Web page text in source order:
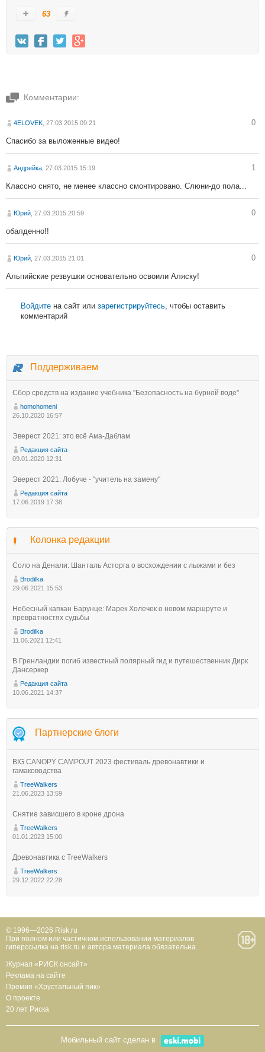
63
Комментарии:
4ELOVEK , 27.03.2015 09:21 0
Спасибо за выложенные видео!
Андрейка , 27.03.2015 15:19 1
Классно снято, не менее классно смонтировано. Слюни-до пола...
Юрий , 27.03.2015 20:59 0
обалденно!!
Юрий , 27.03.2015 21:01 0
Альпийские резвушки основательно освоили Аляску!
Войдите на сайт или зарегистрируйтесь, чтобы оставить
комментарий
Поддерживаем
Сбор средств на издание учебника "Безопасность на бурной воде"
homohomeni
26.10.2020 16:57
Эверест 2021: это всё Ама-Даблам
Редакция сайта
09.01.2020 12:31
Эверест 2021: Лобуче - "учитель на замену"
Редакция сайта
17.06.2019 17:38
Колонка редакции
Соло на Денали: Шанталь Асторга о восхождении с лыжами и без
Brodilka
29.06.2021 15:53
Небесный капкан Барунце: Марек Холечек о новом маршруте и
превратностях судьбы
Brodilka
11.06.2021 12:41
В Гренландии погиб известный полярный гид и путешественник Дирк
Дансеркер
Редакция сайта
10.06.2021 14:37
Партнерские блоги
BIG CANOPY CAMPOUT 2023 фестиваль древонавтики и
гамаководства
TreeWalkers
21.06.2023 13:59
Снятие зависшего в кроне дрона
TreeWalkers
01.01.2023 15:00
Древонавтика с TreeWalkers
TreeWalkers
29.12.2022 22:28
© 1996—2026 Risk.ru
При полном или частичном использовании материалов
гиперссылка на risk.ru и автора материала обязательна.
Журнал «РИСК онсайт»
Реклама на сайте
Премия «Хрустальный пик»
О проекте
20 лет Риска
Мобильный сайт сделан в